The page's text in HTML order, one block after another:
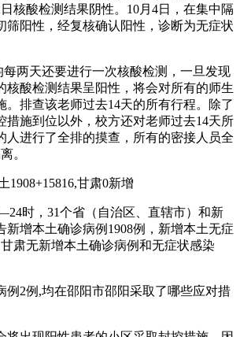
核酸检测结果阴性。10月4日，在集中隔
筛阳性，经复核确认阳性，诊断为无症状
每两天还要进行一次核酸检测，一旦发现
核酸检测结果呈阳性，将会对所有的师生
。排查该老师过去14天的所有行程。除了
措施到位以外，校方还对老师过去14天所
人进行了全排的摸查，所有的密接人员全
。
1908+15816,甘肃0新增
时，31个省（自治区、直辖市）和新
新增本土确诊病例1908例，新增本土无症
肃无新增本土确诊病例和无症状感染
例2例,均在邵阳市邵阳采取了哪些应对措